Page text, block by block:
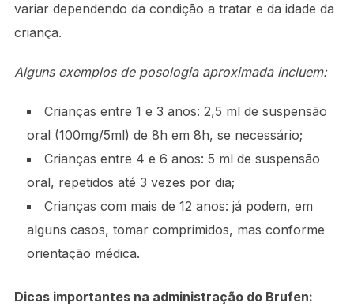
variar dependendo da condição a tratar e da idade da
criança.
Alguns exemplos de posologia aproximada incluem:
Crianças entre 1 e 3 anos: 2,5 ml de suspensão
oral (100mg/5ml) de 8h em 8h, se necessário;
Crianças entre 4 e 6 anos: 5 ml de suspensão
oral, repetidos até 3 vezes por dia;
Crianças com mais de 12 anos: já podem, em
alguns casos, tomar comprimidos, mas conforme
orientação médica.
Dicas importantes na administração do Brufen: